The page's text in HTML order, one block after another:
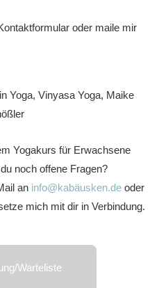
oder maile mir
Yogakurs für Erwachsene
noch offene Fragen?
an info@kabäusken.de oder
mich mit dir in Verbindung.
Warteliste